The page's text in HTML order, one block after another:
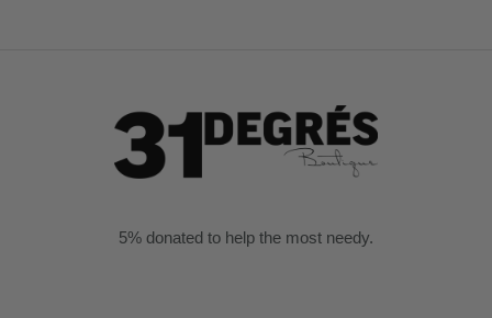
5% donated to help the most needy.